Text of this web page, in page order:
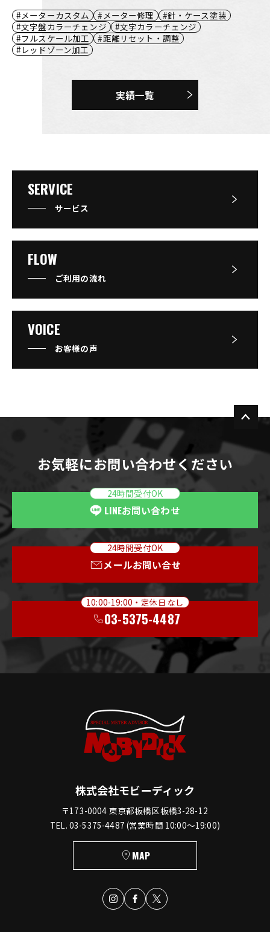
メーターカスタム メーター修理
針・ケース塗装
文字盤カラーチェンジ
文字カラーチェンジ
フルスケール加工
距離リセット・調整
レッドゾーン加工
実績一覧
SERVICE
サービス
FLOW
ご利用の流れ
VOICE
お客様の声
お気軽にお問い合わせください
24時間受付OK
LINEお問い合わせ
24時間受付OK
メールお問い合せ
10:00-19:00・定休日なし
03-5375-4487
株式会社モビーディック
〒173-0004 東京都板橋区板橋3-28-12
TEL. 03-5375-4487 (営業時間 10:00〜19:00)
MAP